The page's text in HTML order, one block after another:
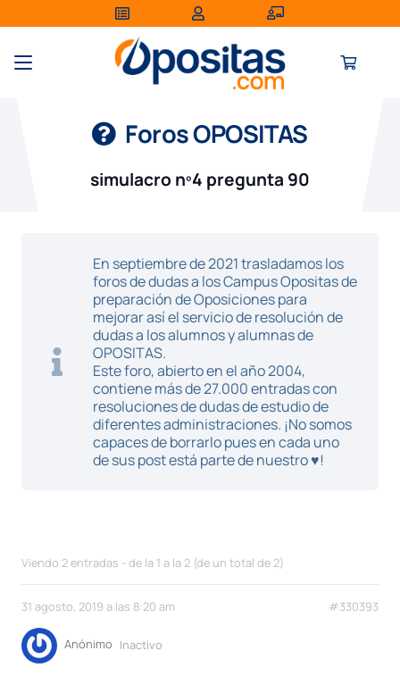
Foros OPOSITAS
simulacro nº4 pregunta 90
En septiembre de 2021 trasladamos los
foros de dudas a los Campus Opositas de
preparación de Oposiciones para
mejorar así el servicio de resolución de
dudas a los alumnos y alumnas de
OPOSITAS.
Este foro, abierto en el año 2004,
contiene más de 27.000 entradas con
resoluciones de dudas de estudio de
diferentes administraciones. ¡No somos
capaces de borrarlo pues en cada uno
de sus post está parte de nuestro ♥!
Viendo 2 entradas - de la 1 a la 2 (de un total de 2)
31 agosto, 2019 a las 8:20 am #330393
Anónimo Inactivo